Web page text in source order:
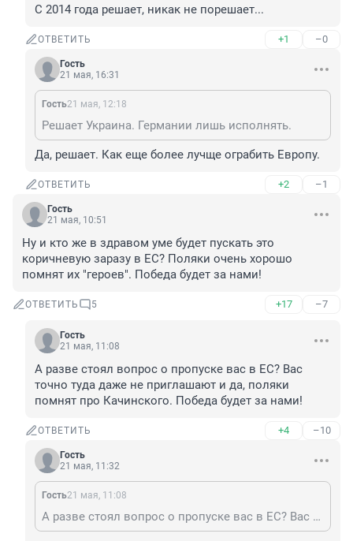
С 2014 года решает, никак не порешает...
ОТВЕТИТЬ +1 –0
Гость
21 мая, 16:31
Гость21 мая, 12:18
Решает Украина. Германии лишь исполнять.
Да, решает. Как еще более лучще ограбить Европу.
ОТВЕТИТЬ +2 –1
Гость
21 мая, 10:51
Ну и кто же в здравом уме будет пускать это
коричневую заразу в ЕС? Поляки очень хорошо
помнят их "героев". Победа будет за нами!
ОТВЕТИТЬ 5 +17 –7
Гость
21 мая, 11:08
А разве стоял вопрос о пропуске вас в ЕС? Вас
точно туда даже не приглашают и да, поляки
помнят про Качинского. Победа будет за нами!
ОТВЕТИТЬ +4 –10
Гость
21 мая, 11:32
Гость21 мая, 11:08
А разве стоял вопрос о пропуске вас в ЕС? Вас точно туда даже не приглашают и да, поляки помнят про Качинского. Победа будет за нами!